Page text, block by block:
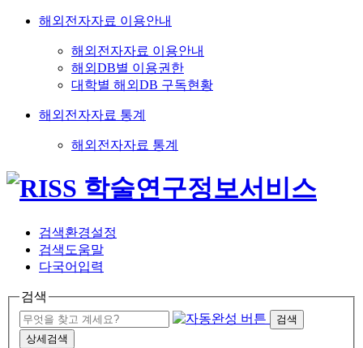
해외전자자료 이용안내
해외전자자료 이용안내
해외DB별 이용권한
대학별 해외DB 구독현황
해외전자자료 통계
해외전자자료 통계
검색환경설정
검색도움말
다국어입력
검색
검색
상세검색